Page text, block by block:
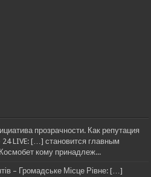
прозрачности. Как репутация
LIVE: […] становится главным
кому принадлеж...
– Громадське Місце Рівне: […]